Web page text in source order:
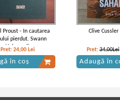
Proust - In cautarea
pierdut. Swann
(Adevarul)
Pret: 24,00 Lei
în coș
Clive Cussler
Pret:34,00Lei
Adaugă în